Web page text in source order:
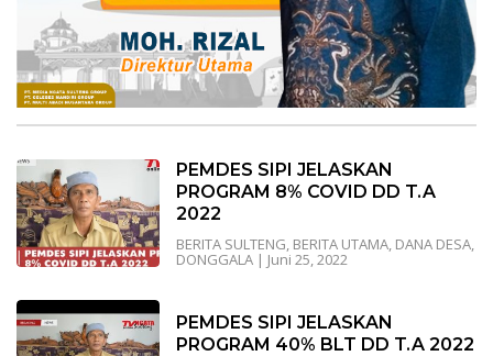
PEMDES SIPI JELASKAN
PROGRAM 8% COVID DD T.A
2022
BERITA SULTENG, BERITA UTAMA, DANA DESA,
DONGGALA| Juni 25, 2022
PEMDES SIPI JELASKAN
PROGRAM 40% BLT DD T.A 2022